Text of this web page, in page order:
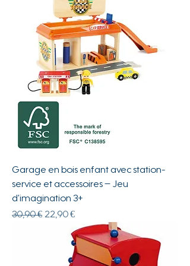
Garage en bois enfant avec station-
service et accessoires – Jeu
d’imagination 3+
Prix original
30,90 € Prix promotionnel
22,90 €